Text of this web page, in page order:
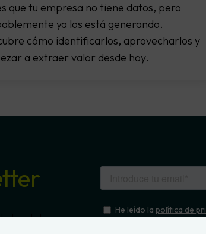
que tu empresa no tiene datos, pero
ya los está generando.
cómo identificarlos, aprovecharlos y
a extraer valor desde hoy.
los datos